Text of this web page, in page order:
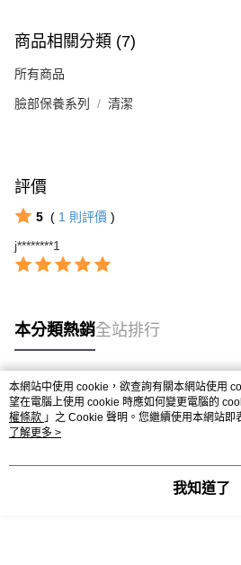
商品相關分類 (7)
所有商品
臉部保養系列 清潔
評價
5 ( 1 則評價 )
j********1
本分類熱銷全站排行
熱門標籤
本網站中使用 cookie，欲查詢有關本網站使用
望在電腦上使用 cookie 時應如何變更電腦的
權條款 」之 Cookie 聲明。您繼續使用本網站
用條款之 Cookie 聲明使用 cookie。
了解更多 >
我知道了